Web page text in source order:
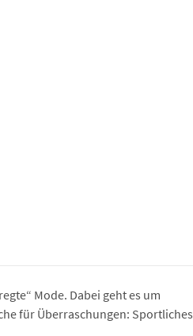
Mode. Dabei geht es um
für Überraschungen: Sportliches